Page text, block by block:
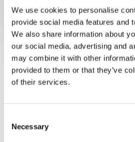
We use cookies to personalise
provide social media features and
We also share information about
our social media, advertising and
may combine it with other
provided to them or that they’ve
of their services.
Selection
Necessary
prochaines semaines quand vous
votre voucher contre un ticket de
fanshop.
Christmas Package